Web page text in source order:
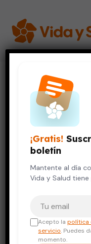
Salud de la Mujer
¿Por qué duele la
SALUD DE LA MUJER
¿Por qué
Posibles
pélvico
10 de octubre, 2017 5
¡Gratis!
boletín
Mantente al día
Vida y Salud tiene
Acepto lapolítica
servicio. Puedes
momento.